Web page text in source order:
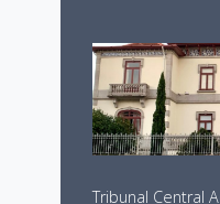
Tribunal Central